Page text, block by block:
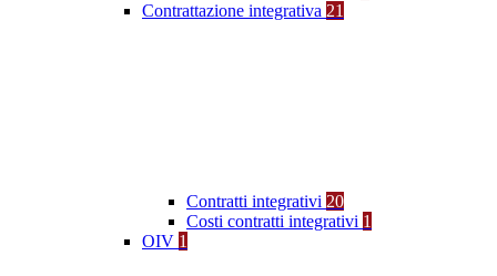
Contrattazione integrativa 21
Contratti integrativi 20
Costi contratti integrativi 1
OIV 1